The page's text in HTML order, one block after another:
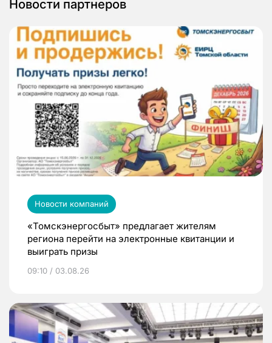
Новости партнеров
Новости компаний
«Томскэнергосбыт» предлагает жителям
региона перейти на электронные квитанции и
выиграть призы
09:10 / 03.08.26